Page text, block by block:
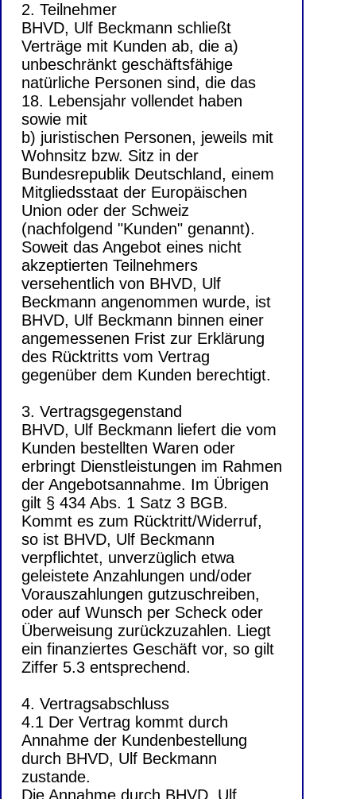
2. Teilnehmer
BHVD, Ulf Beckmann schließt
Verträge mit Kunden ab, die a)
unbeschränkt geschäftsfähige
natürliche Personen sind, die das
18. Lebensjahr vollendet haben
sowie mit
b) juristischen Personen, jeweils mit
Wohnsitz bzw. Sitz in der
Bundesrepublik Deutschland, einem
Mitgliedsstaat der Europäischen
Union oder der Schweiz
(nachfolgend "Kunden" genannt).
Soweit das Angebot eines nicht
akzeptierten Teilnehmers
versehentlich von BHVD, Ulf
Beckmann angenommen wurde, ist
BHVD, Ulf Beckmann binnen einer
angemessenen Frist zur Erklärung
des Rücktritts vom Vertrag
gegenüber dem Kunden berechtigt.
3. Vertragsgegenstand
BHVD, Ulf Beckmann liefert die vom
Kunden bestellten Waren oder
erbringt Dienstleistungen im Rahmen
der Angebotsannahme. Im Übrigen
gilt § 434 Abs. 1 Satz 3 BGB.
Kommt es zum Rücktritt/Widerruf,
so ist BHVD, Ulf Beckmann
verpflichtet, unverzüglich etwa
geleistete Anzahlungen und/oder
Vorauszahlungen gutzuschreiben,
oder auf Wunsch per Scheck oder
Überweisung zurückzuzahlen. Liegt
ein finanziertes Geschäft vor, so gilt
Ziffer 5.3 entsprechend.
4. Vertragsabschluss
4.1 Der Vertrag kommt durch
Annahme der Kundenbestellung
durch BHVD, Ulf Beckmann
zustande.
Die Annahme durch BHVD, Ulf